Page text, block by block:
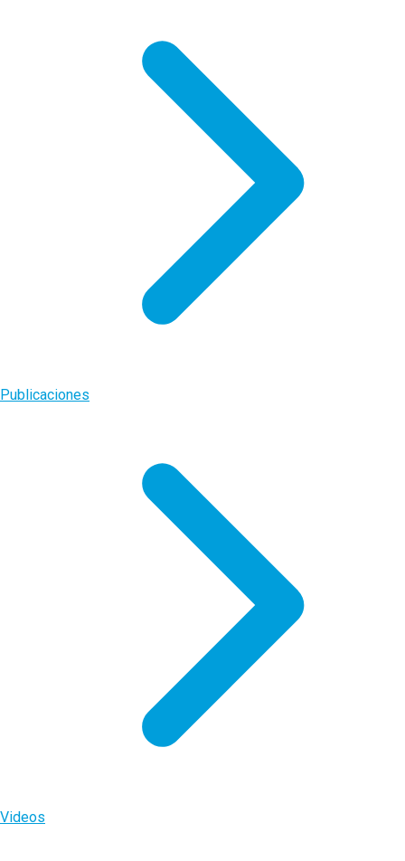
Publicaciones
Videos